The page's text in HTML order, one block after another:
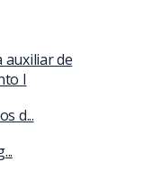
auxiliar de
I
d...